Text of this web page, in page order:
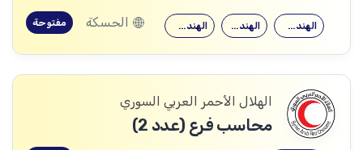
الهندسة الكهربائية الهندسة المدنية الهندسة المعمارية الحسكة مفتوحة
الهلال الأحمر العربي السوري
محاسب فرع (عدد 2)